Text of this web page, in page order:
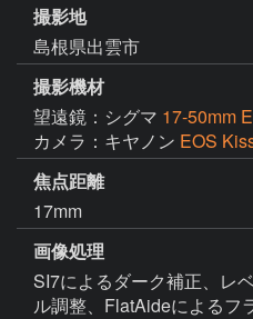
撮影地
島根県出雲市
撮影機材
望遠鏡：シグマ 17-50mm
カメラ：キヤノン EOS
焦点距離
17mm
画像処理
SI7によるダーク補正、レ
ル調整、FlatAideによるフ